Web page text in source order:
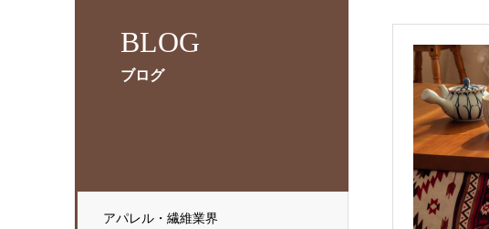
BLOG
ブログ
アパレル・繊維業界